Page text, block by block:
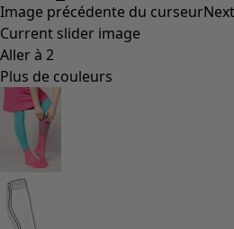
Image précédente du curseur
Current slider image
Aller à 2
Plus de couleurs